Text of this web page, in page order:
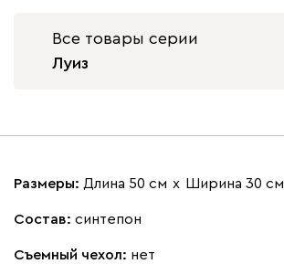
Все товары серии
Луиз
Размеры: Длина 50 см х Ширина 30 см
Состав: синтепон
Съемный чехол: нет